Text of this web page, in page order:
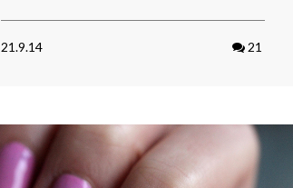
21.9.14 21